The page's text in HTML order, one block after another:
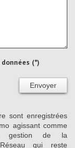
(*)
Envoyer
sont enregistrées
agissant comme
gestion de la
qui reste